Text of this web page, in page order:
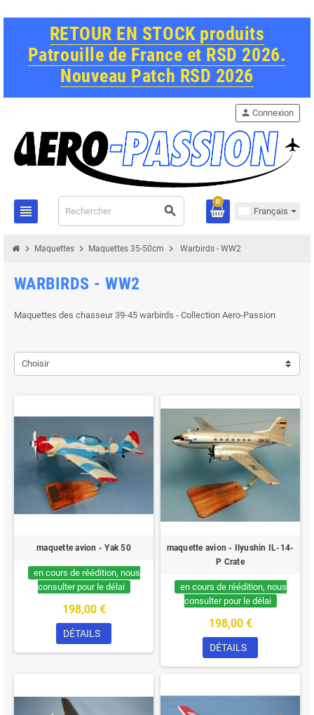
RETOUR EN STOCK produits
Patrouille de France et RSD 2026.
Nouveau Patch RSD 2026
view_headline search
person Connexion
0
Français
chevron_right Maquettes chevron_right Maquettes 35-50cm chevron_right Warbirds - WW2
WARBIRDS - WW2
Maquettes des chasseur 39-45 warbirds - Collection Aero-Passion
Choisir
maquette avion - Yak 50
en cours de réédition, nous
consulter pour le délai
198,00 €
DÉTAILS
maquette avion - Ilyushin IL-14-
P Crate
en cours de réédition, nous
consulter pour le délai
198,00 €
DÉTAILS